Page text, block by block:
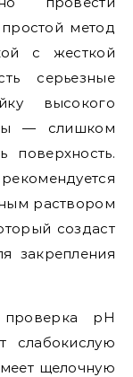
метод
с жесткой
серьезные
высокого
— слишком
поверхность.
раствором
создаст
закрепления
pH
слабокислую
щелочную